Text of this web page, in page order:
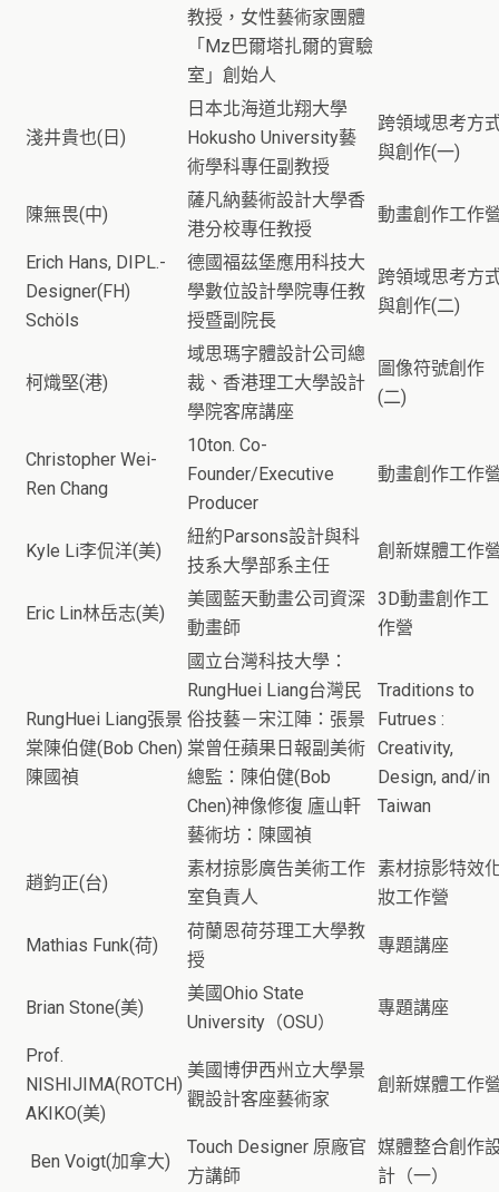
教授，女性藝術家團體
「Mz巴爾塔扎爾的實驗
室」創始人
淺井貴也(日)
日本北海道北翔大學
Hokusho University藝
術學科專任副教授
跨領域思考方
與創作(一)
陳無畏(中)
薩凡納藝術設計大學香
港分校專任教授
動畫創作工作
Erich Hans, DIPL.-
Designer(FH)
Schöls
德國福茲堡應用科技大
學數位設計學院專任教
授暨副院長
跨領域思考方
與創作(二)
柯熾堅(港)
域思瑪字體設計公司總
裁、香港理工大學設計
學院客席講座
圖像符號創作
(二)
Christopher Wei-
Ren Chang
10ton. Co-
Founder/Executive
Producer
動畫創作工作
Kyle Li李侃洋(美)
紐約Parsons設計與科
技系大學部系主任
創新媒體工作
Eric Lin林岳志(美)
美國藍天動畫公司資深
動畫師
3D動畫創作工
作營
RungHuei Liang張景
棠陳伯健(Bob Chen)
陳國禎
國立台灣科技大學：
RungHuei Liang台灣民
俗技藝－宋江陣：張景
棠曾任蘋果日報副美術
總監：陳伯健(Bob
Chen)神像修復 廬山軒
藝術坊：陳國禎
Traditions to
Futrues :
Creativity,
Design, and/in
Taiwan
趙鈞正(台)
素材掠影廣告美術工作
室負責人
素材掠影特效
妝工作營
Mathias Funk(荷)
荷蘭恩荷芬理工大學教
授
專題講座
Brian Stone(美)
美國Ohio State
University（OSU）
專題講座
Prof.
NISHIJIMA(ROTCH)
AKIKO(美)
美國博伊西州立大學景
觀設計客座藝術家
創新媒體工作
Ben Voigt(加拿大)
Touch Designer 原廠官
方講師
媒體整合創作
計（一）